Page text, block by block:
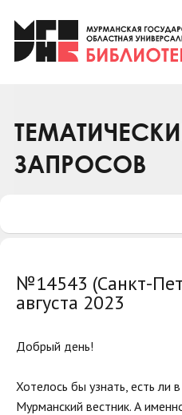
Клуб «Гиря и
Клуб «Семейный
Коллегам
Контакты
ЗАПРОСОВ
№14543 (Санкт-
августа 2023
Добрый день!
Хотелось бы узнать, есть ли
Мурманский вестник. А